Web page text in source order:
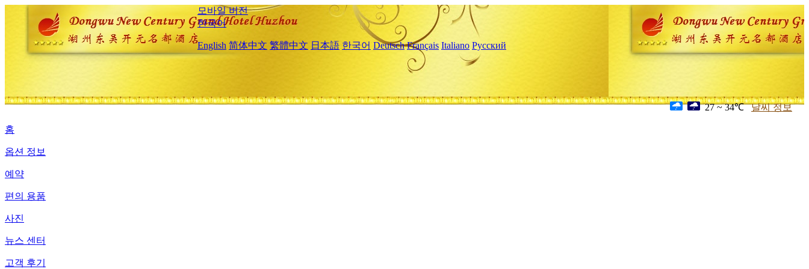
모바일 버전
한국어
English 简体中文 繁體中文 日本語 한국어 Deutsch Français Italiano Русский
27 ~ 34℃ 날씨 정보
홈
옵션 정보
예약
편의 용품
사진
뉴스 센터
고객 후기